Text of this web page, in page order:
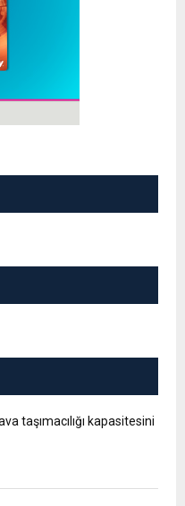
taşımacılığı kapasitesini